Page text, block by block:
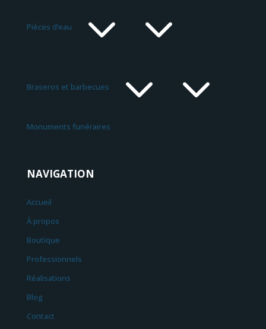
Pièces d’eau 3
Braseros et barbecues 3
Monuments funéraires
NAVIGATION
Accueil
À propos
Boutique
Professionnels
Réalisations
Blog
Contact